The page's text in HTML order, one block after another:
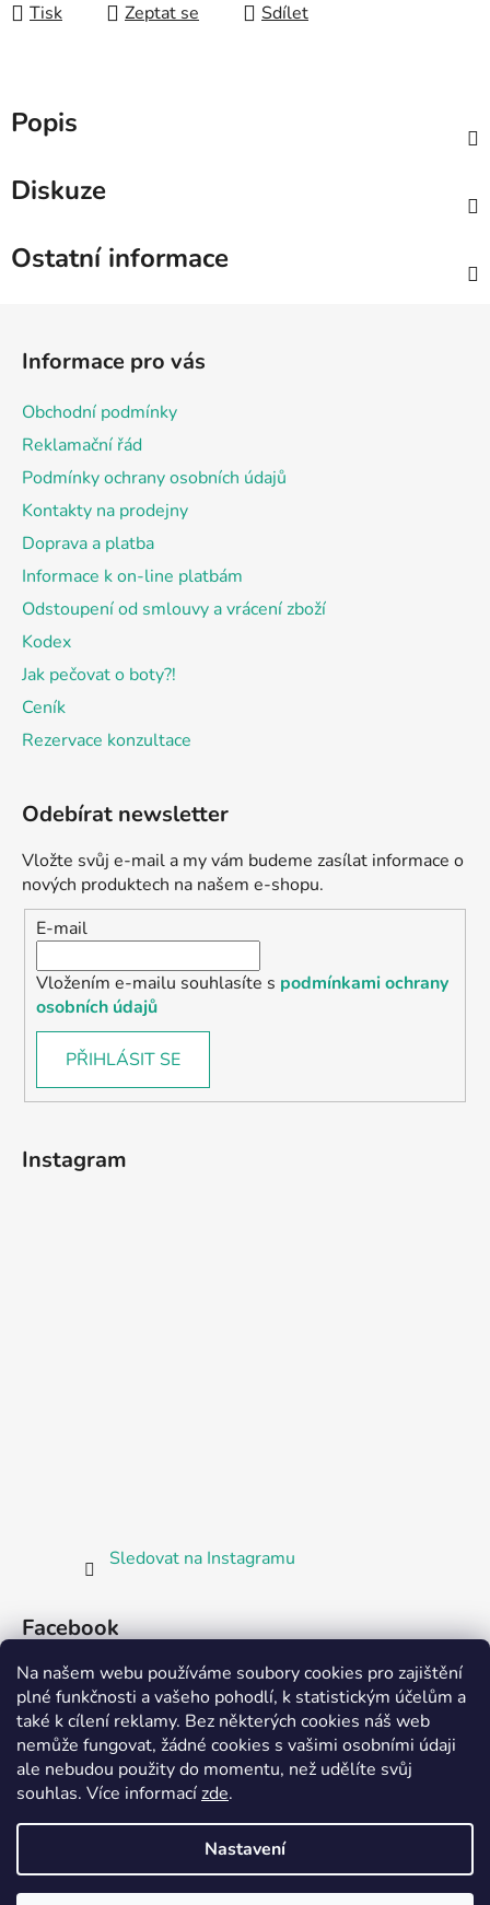
Na našem webu používáme soubory cookies pro zajištění
plné funkčnosti a vašeho pohodlí, k statistickým účelům a
také k cílení reklamy. Bez některých cookies náš web
nemůže fungovat, žádné cookies s vašimi osobními údaji
ale nebudou použity do momentu, než udělíte svůj
souhlas. Více informacízde.
Nastavení
Tisk Zeptat se Sdílet
Popis
Diskuze
Ostatní informace
Informace pro vás
Obchodní podmínky
Reklamační řád
Podmínky ochrany osobních údajů
Kontakty na prodejny
Doprava a platba
Informace k on-line platbám
Odstoupení od smlouvy a vrácení zboží
Kodex
Jak pečovat o boty?!
Ceník
Rezervace konzultace
Odebírat newsletter
Vložte svůj e-mail a my vám budeme zasílat informace o
nových produktech na našem e-shopu.
E-mail
Vložením e-mailu souhlasíte s podmínkami ochrany
osobních údajů
PŘIHLÁSIT SE
Instagram
Sledovat na Instagramu
Facebook
Partnerská prodejna Barefoot Plzeň